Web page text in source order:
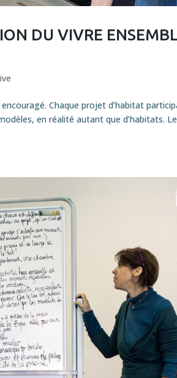
DU VIVRE
Chaque projet d’habitat
en réalité autant que d’habitats. Le